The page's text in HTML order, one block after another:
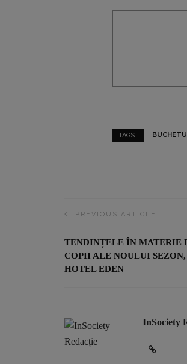
TAGS :
PREVIOUS ARTICLE
TENDINȚELE ÎN MATERIE
COPII ALE NOULUI
HOTEL EDEN
InSociety